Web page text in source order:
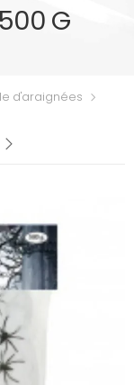
G
d'araignées